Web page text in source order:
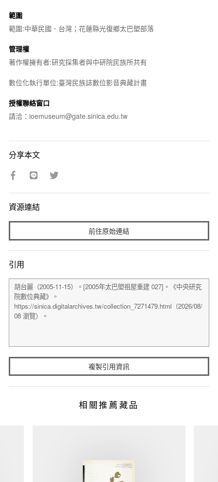
範圍
範圍:中華民國．台灣；花蓮縣光復鄉太巴塱部落
管理權
著作權擁有者:研究採集者與中研院民族所共有
數位化執行單位:臺灣民族誌數位影音典藏計畫
授權聯絡窗口
請洽：ioemuseum@gate.sinica.edu.tw
分享本文
資源連結
前往原始連結
引用
複製引用資訊
相關推薦藏品